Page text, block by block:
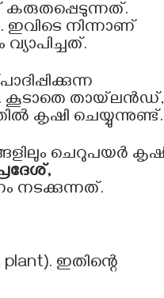
നിന്നാണ്
കൂടാതെ തായ്‌ലൻഡ്,
കൃഷി ചെയ്യുന്നുണ്ട്.
ചെറുപയർ
നടക്കുന്നത്.
ഇതിന്റെ